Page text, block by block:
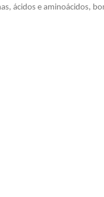
ácidos e aminoácidos,